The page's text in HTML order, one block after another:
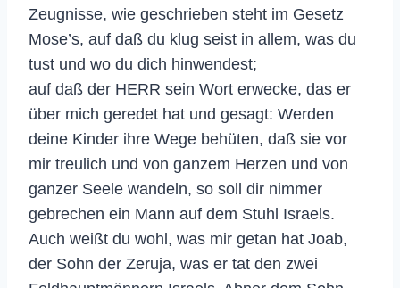
Zeugnisse, wie geschrieben steht im Gesetz
Mose’s, auf daß du klug seist in allem, was du
tust und wo du dich hinwendest;
auf daß der HERR sein Wort erwecke, das er
über mich geredet hat und gesagt: Werden
deine Kinder ihre Wege behüten, daß sie vor
mir treulich und von ganzem Herzen und von
ganzer Seele wandeln, so soll dir nimmer
gebrechen ein Mann auf dem Stuhl Israels.
Auch weißt du wohl, was mir getan hat Joab,
der Sohn der Zeruja, was er tat den zwei